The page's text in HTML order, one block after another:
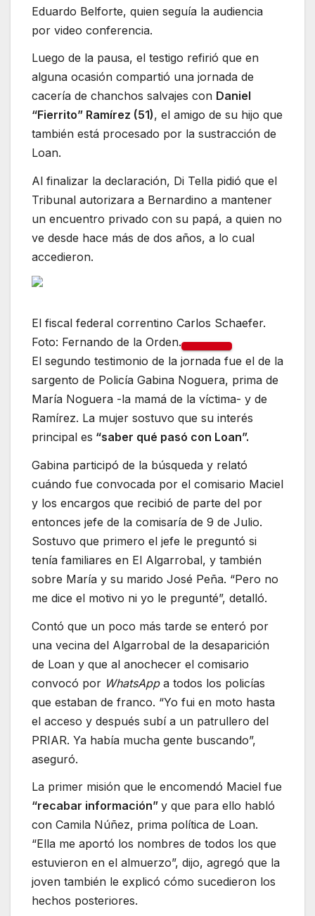
Eduardo Belforte, quien seguía la audiencia
por video conferencia.
Luego de la pausa, el testigo refirió que en
alguna ocasión compartió una jornada de
cacería de chanchos salvajes con Daniel
“Fierrito” Ramírez (51), el amigo de su hijo que
también está procesado por la sustracción de
Loan.
Al finalizar la declaración, Di Tella pidió que el
Tribunal autorizara a Bernardino a mantener
un encuentro privado con su papá, a quien no
ve desde hace más de dos años, a lo cual
accedieron.
El fiscal federal correntino Carlos Schaefer.
Foto: Fernando de la Orden.
El segundo testimonio de la jornada fue el de la
sargento de Policía Gabina Noguera, prima de
María Noguera -la mamá de la víctima- y de
Ramírez. La mujer sostuvo que su interés
principal es “saber qué pasó con Loan”.
Gabina participó de la búsqueda y relató
cuándo fue convocada por el comisario Maciel
y los encargos que recibió de parte del por
entonces jefe de la comisaría de 9 de Julio.
Sostuvo que primero el jefe le preguntó si
tenía familiares en El Algarrobal, y también
sobre María y su marido José Peña. “Pero no
me dice el motivo ni yo le pregunté”, detalló.
Contó que un poco más tarde se enteró por
una vecina del Algarrobal de la desaparición
de Loan y que al anochecer el comisario
convocó por WhatsApp a todos los policías
que estaban de franco. “Yo fui en moto hasta
el acceso y después subí a un patrullero del
PRIAR. Ya había mucha gente buscando”,
aseguró.
La primer misión que le encomendó Maciel fue
“recabar información” y que para ello habló
con Camila Núñez, prima política de Loan.
“Ella me aportó los nombres de todos los que
estuvieron en el almuerzo”, dijo, agregó que la
joven también le explicó cómo sucedieron los
hechos posteriores.